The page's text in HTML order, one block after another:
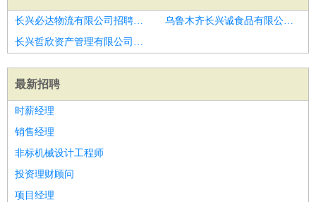
长兴必达物流有限公司招聘临沂市招聘广告设计2人
乌鲁木齐长兴诚食品有限公司招聘产线规划与设计
长兴哲欣资产管理有限公司招聘制作设计师
最新招聘
时薪经理
销售经理
非标机械设计工程师
投资理财顾问
项目经理